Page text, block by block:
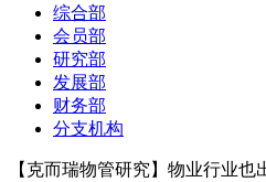
综合部
会员部
研究部
发展部
财务部
分支机构
【克而瑞物管研究】物业行业